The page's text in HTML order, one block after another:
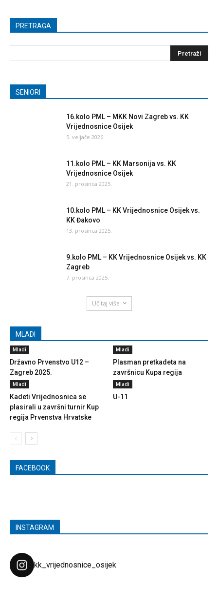
PRETRAGA
SENIORI
16.kolo PML – MKK Novi Zagreb vs. KK
Vrijednosnice Osijek
5. veljače 2026.
11.kolo PML – KK Marsonija vs. KK
Vrijednosnice Osijek
21. prosinca 2025.
10.kolo PML – KK Vrijednosnice Osijek vs.
KK Đakovo
13. prosinca 2025.
9.kolo PML – KK Vrijednosnice Osijek vs. KK
Zagreb
7. prosinca 2025.
Učitaj više
MLADI
Mladi
Državno Prvenstvo U12 –
Zagreb 2025.
Mladi
Plasman pretkadeta na
završnicu Kupa regija
Mladi
Kadeti Vrijednosnica se
plasirali u završni turnir Kup
regija Prvenstva Hrvatske
Mladi
U-11
FACEBOOK
INSTAGRAM
kk_vrijednosnice_osijek